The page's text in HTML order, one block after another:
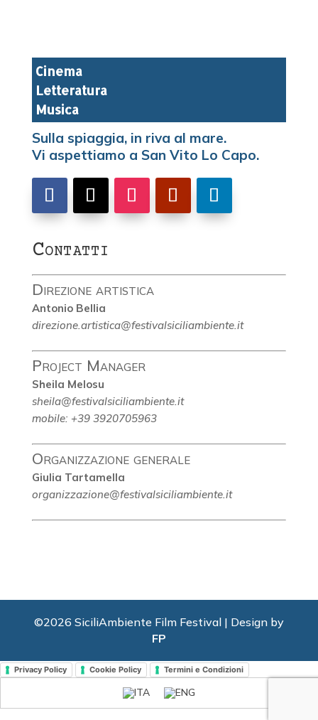
Cinema
Letteratura
Musica
Sulla spiaggia, in riva al mare.
Vi aspettiamo a San Vito Lo Capo.
Contatti
Direzione artistica
Antonio Bellia
direzione.artistica@festivalsiciliambiente.it
Project Manager
Sheila Melosu
sheila@festivalsiciliambiente.it
mobile: +39 3920705963
Organizzazione generale
Giulia Tartamella
organizzazione@festivalsiciliambiente.it
©2026 SiciliAmbiente Film Festival | Design by
FP
Privacy Policy Cookie Policy Termini e Condizioni